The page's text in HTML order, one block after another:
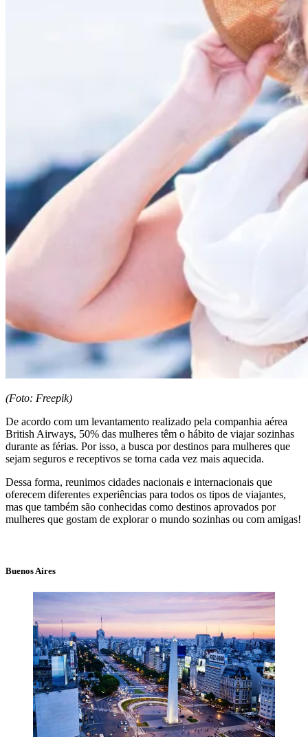
(Foto: Freepik)
De acordo com um levantamento realizado pela companhia aérea
British Airways, 50% das mulheres têm o hábito de viajar sozinhas
durante as férias. Por isso, a busca por destinos para mulheres que
sejam seguros e receptivos se torna cada vez mais aquecida.
Dessa forma, reunimos cidades nacionais e internacionais que
oferecem diferentes experiências para todos os tipos de viajantes,
mas que também são conhecidas como destinos aprovados por
mulheres que gostam de explorar o mundo sozinhas ou com amigas!
Buenos Aires